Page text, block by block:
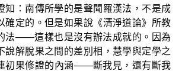
知：南傳所學的是聲聞羅漢法，不是成
確定的。但是如果說《清淨道論》所教
法——這樣也是沒有辦法成就的。因為
說解脫果之間的差別相，慧學與定學之
初果修證的內涵——斷我見，還有斷我